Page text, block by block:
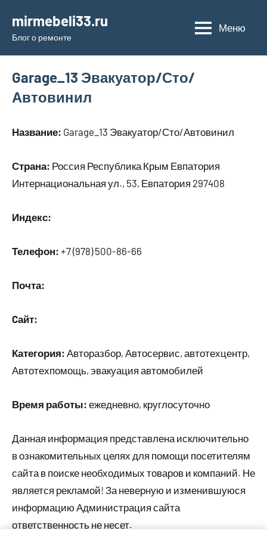
содержимому
mirmebeli33.ru
Блог о ремонте
Меню
Garage_13 Эвакуатор/Сто/
Автовинил
Название: Garage_13 Эвакуатор/Сто/Автовинил
Страна: Россия Республика Крым Евпатория
Интернациональная ул., 53, Евпатория 297408
Индекс:
Телефон: +7 (978) 500-86-66
Почта:
Cайт:
Категория: Авторазбор, Автосервис, автотехцентр,
Автотехпомощь, эвакуация автомобилей
Время работы: ежедневно, круглосуточно
Данная информация представлена исключительно
в ознакомительных целях для помощи посетителям
сайта в поиске необходимых товаров и компаний. Не
является рекламой! За неверную и изменившуюся
информацию Администрация сайта
ответственность не несет.